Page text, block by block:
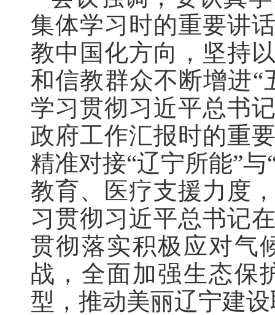
集体学习时的重要讲
教中国化方向，坚持
和信教群众不断增进“
学习贯彻习近平总书
政府工作汇报时的重
精准对接“辽宁所能”
教育、医疗支援力度
习贯彻习近平总书记
贯彻落实积极应对气
战，全面加强生态保
型，推动美丽辽宁建